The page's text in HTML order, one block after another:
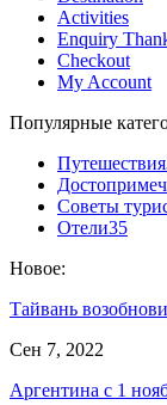
Activities
Enquiry
Checkout
My Account
Популярные
Путешествия
Советы
Отели35
Новое:
Тайвань
Сен 7, 2022
Аргентина с 1